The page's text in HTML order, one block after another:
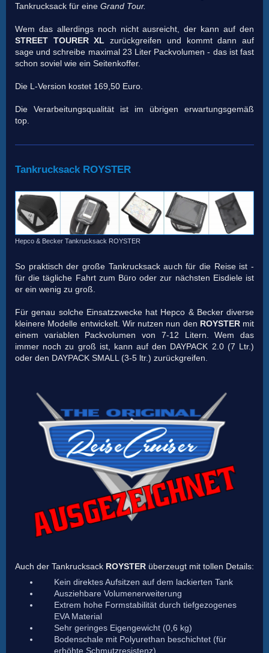
Tankrucksack für eine Grand Tour.
Wem das allerdings noch nicht ausreicht, der kann auf den
STREET TOURER XL zurückgreifen und kommt dann auf
sage und schreibe maximal 23 Liter Packvolumen - das ist fast
schon soviel wie ein Seitenkoffer.
Die L-Version kostet 169,50 Euro.
Die Verarbeitungsqualität ist im übrigen erwartungsgemäß
top.
Tankrucksack ROYSTER
Hepco & Becker Tankrucksack ROYSTER
So praktisch der große Tankrucksack auch für die Reise ist -
für die tägliche Fahrt zum Büro oder zur nächsten Eisdiele ist
er ein wenig zu groß.
Für genau solche Einsatzzwecke hat Hepco & Becker diverse
kleinere Modelle entwickelt. Wir nutzen nun den ROYSTERmit
einem variablen Packvolumen von 7-12 Litern. Wem das
immer noch zu groß ist, kann auf den DAYPACK 2.0 (7 Ltr.)
oder den DAYPACK SMALL (3-5 ltr.) zurückgreifen.
Auch der Tankrucksack ROYSTER überzeugt mit tollen Details:
Kein direktes Aufsitzen auf dem lackierten Tank
Ausziehbare Volumenerweiterung
Extrem hohe Formstabilität durch tiefgezogenes
EVA Material
Sehr geringes Eigengewicht (0,6 kg)
Bodenschale mit Polyurethan beschichtet (für
erhöhte Schmutzresistenz)